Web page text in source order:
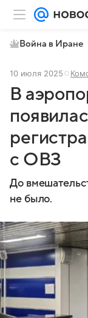
Война в Иране
10 июля 2025
В
с ОВЗ
До
не было.